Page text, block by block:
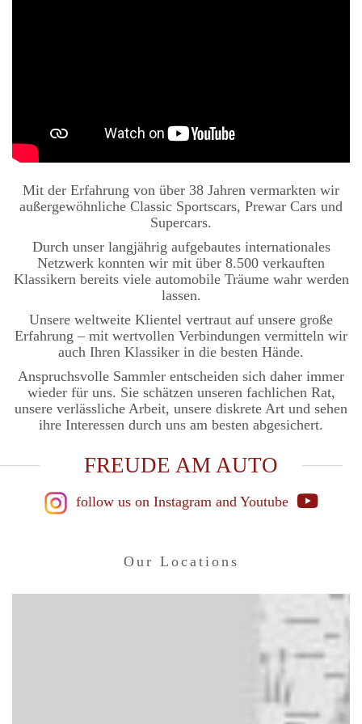
Mit der Erfahrung von über 38 Jahren vermarkten wir
außergewöhnliche Classic Sportscars, Prewar Cars und
Supercars.
Durch unser langjährig aufgebautes internationales
Netzwerk konnten wir mit über 8.500 verkauften
Klassikern bereits viele automobile Träume wahr werden
lassen.
Unsere weltweite Klientel vertraut auf unsere große
Erfahrung – mit wertvollen Verbindungen vermitteln wir
auch Ihren Klassiker in die besten Hände.
Anspruchsvolle Sammler entscheiden sich daher immer
wieder für uns. Sie schätzen unseren fachlichen Rat,
unsere verlässliche Arbeit, unsere diskrete Art und sehen
ihre Interessen durch uns am besten abgesichert.
FREUDE AM AUTO
follow us on Instagram and Youtube
Our Locations